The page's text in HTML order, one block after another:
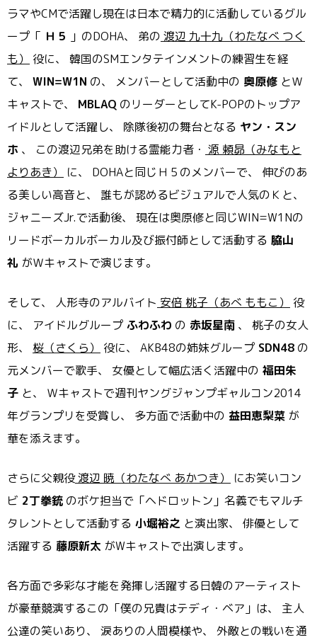
ラマやCMで活躍し現在は日本で精力的に活動しているグル
ープ「 Ｈ５ 」のDOHA、 弟の 渡辺 九十九（わたなべ つく
も）
役に、 韓国のSMエンタテインメントの練習生を経
て、 WIN=W1N の、 メンバーとして活動中の 奥原修 とＷ
キャストで、 MBLAQ のリーダーとしてK-POPのトップア
イドルとして活躍し、 除隊後初の舞台となる ヤン・スン
ホ 、 この渡辺兄弟を助ける霊能力者・ 源 頼昴（みなもと
よりあき）
に、 DOHAと同じＨ５のメンバーで、 伸びのあ
る美しい高音と、 誰もが認めるビジュアルで人気のＫと、
ジャニーズJr.で活動後、 現在は奥原修と同じWIN=W1Nの
リードボーカルボーカル及び振付師として活動する 脇山
礼 がＷキャストで演じます。
そして、 人形寺のアルバイト 安倍 桃子（あべ ももこ）
役
に、 アイドルグループ ふわふわ の 赤坂星南 、 桃子の女人
形、 桜（さくら） 役に、 AKB48の姉妹グループ SDN48 の
元メンバーで歌手、 女優として幅広活く活躍中の 福田朱
子 と、 Ｗキャストで週刊ヤングジャンプギャルコン2014
年グランプリを受賞し、 多方面で活動中の 益田恵梨菜 が
華を添えます。
さらに父親役渡辺 暁（わたなべ あかつき）
にお笑いコン
ビ 2丁拳銃 のボケ担当で「ヘドロットン」 名義でもマルチ
タレントとして活動する 小堀裕之 と演出家、 俳優として
活躍する 藤原新太 がWキャストで出演します。
各方面で多彩な才能を発揮し活躍する日韓のアーティスト
が豪華競演するこの「僕の兄貴はテディ・ベア」は、 主人
公達の笑いあり、 涙ありの人間模様や、 外敵との戦いを通